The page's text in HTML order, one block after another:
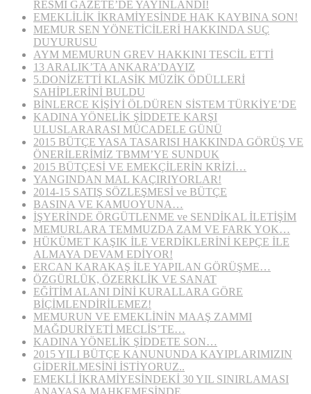
RESMİ GAZETE’DE YAYINLANDI!
EMEKLİLİK İKRAMİYESİNDE HAK KAYBINA SON!
MEMUR SEN YÖNETİCİLERİ HAKKINDA SUÇ
DUYURUSU
AYM MEMURUN GREV HAKKINI TESCİL ETTİ
13 ARALIK’TA ANKARA’DAYIZ
5.DONİZETTİ KLASİK MÜZİK ÖDÜLLERİ
SAHİPLERİNİ BULDU
BİNLERCE KİŞİYİ ÖLDÜREN SİSTEM TÜRKİYE’DE
KADINA YÖNELİK ŞİDDETE KARŞI
ULUSLARARASI MÜCADELE GÜNÜ
2015 BÜTÇE YASA TASARISI HAKKINDA GÖRÜŞ VE
ÖNERİLERİMİZ TBMM’YE SUNDUK
2015 BÜTÇESİ VE EMEKÇİLERİN KRİZİ…
YANGINDAN MAL KAÇIRIYORLAR!
2014-15 SATIŞ SÖZLEŞMESİ ve BÜTÇE
BASINA VE KAMUOYUNA…
İŞYERİNDE ÖRGÜTLENME ve SENDİKAL İLETİŞİM
MEMURLARA TEMMUZDA ZAM VE FARK YOK…
HÜKÜMET KAŞIK İLE VERDİKLERİNİ KEPÇE İLE
ALMAYA DEVAM EDİYOR!
ERCAN KARAKAŞ İLE YAPILAN GÖRÜŞME…
ÖZGÜRLÜK, ÖZERKLİK VE SANAT
EĞİTİM ALANI DİNİ KURALLARA GÖRE
BİÇİMLENDİRİLEMEZ!
MEMURUN VE EMEKLİNİN MAAŞ ZAMMI
MAĞDURİYETİ MECLİS’TE…
KADINA YÖNELİK ŞİDDETE SON…
2015 YILI BÜTÇE KANUNUNDA KAYIPLARIMIZIN
GİDERİLMESİNİ İSTİYORUZ..
EMEKLİ İKRAMİYESİNDEKİ 30 YIL SINIRLAMASI
ANAYASA MAHKEMESİNDE…